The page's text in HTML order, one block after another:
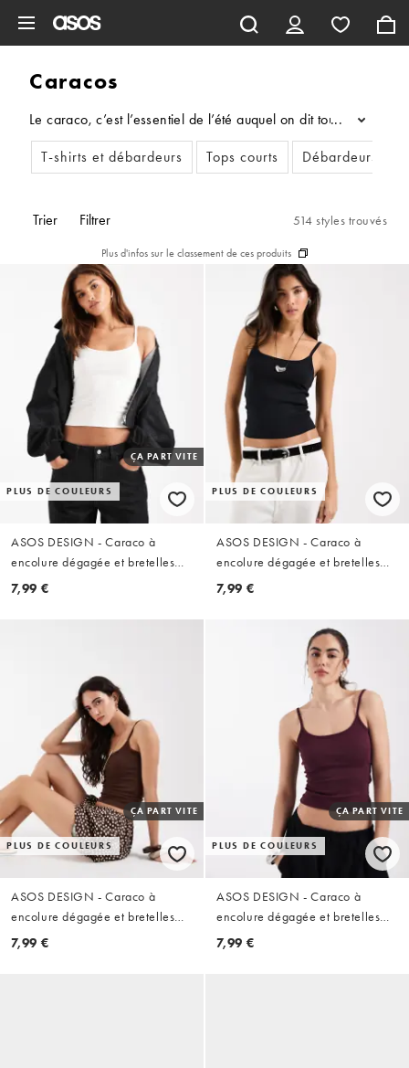
Caracos
Le caraco, c’est l’essentiel de l’été auquel on dit tout de
...
T-shirts et débardeurs
Tops courts Débardeurs
Trier Filtrer 514 styles trouvés
Plus d'infos sur le classement de ces produits
PLUS DE COULEURS
ÇA PART VITE
ASOS DESIGN - Caraco à
encolure dégagée et bretelles
élastiques - Crème
7,99 €
PLUS DE COULEURS
ASOS DESIGN - Caraco à
encolure dégagée et bretelles
élastiques - Noir
7,99 €
PLUS DE COULEURS
ÇA PART VITE
ASOS DESIGN - Caraco à
encolure dégagée et bretelles
élastiques - Chocolat
7,99 €
PLUS DE COULEURS
ÇA PART VITE
ASOS DESIGN - Caraco à
encolure dégagée et bretelles
élastiques - Bordeaux
7,99 €